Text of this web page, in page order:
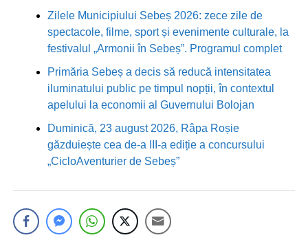
Zilele Municipiului Sebeș 2026: zece zile de
spectacole, filme, sport și evenimente culturale, la
festivalul „Armonii în Sebeș”. Programul complet
Primăria Sebeș a decis să reducă intensitatea
iluminatului public pe timpul nopții, în contextul
apelului la economii al Guvernului Bolojan
Duminică, 23 august 2026, Râpa Roșie
găzduiește cea de-a III-a ediție a concursului
„CicloAventurier de Sebeș”